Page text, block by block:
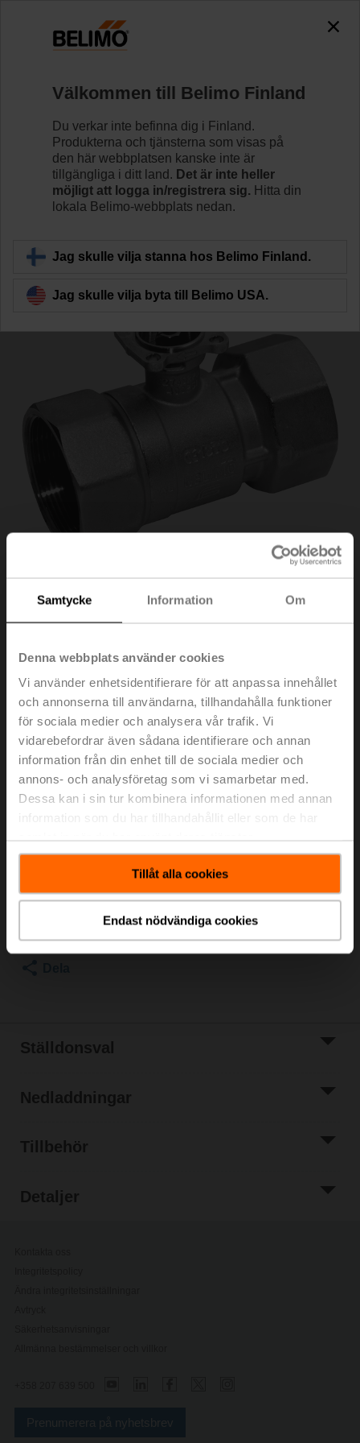
Samtycke Information Om
Denna webbplats använder cookies
Vi använder enhetsidentifierare för att anpassa innehållet
och annonserna till användarna, tillhandahålla funktioner
för sociala medier och analysera vår trafik. Vi
vidarebefordrar även sådana identifierare och annan
information från din enhet till de sociala medier och
annons- och analysföretag som vi samarbetar med.
Dessa kan i sin tur kombinera informationen med annan
information som du har tillhandahållit eller som de har
Tillåt alla cookies
Endast nödvändiga cookies
R2040-S3
Läs mer
Tillbaka till produktkategori
R2040-S3
Öppna/stäng kulventil, 2-ports, DN 40, Invändig gänga,
Rp 1 1/2", PN 25, ps 1600 kPa, Kvs 31 m³/h, Temperatur
på medium -10...120°C [14...248°F]
För optimal energieffektivitet i värmeapplikationer
rekommenderar vi att du använder våra passande
isoleringsskal.
Lämpligt isoleringsskal finns i tillbehören till denna
produkt.
Listpris
226,00 €
Lägg till i
kundvagn
projektlistan
Ställdonsval
Nedladdningar
Tillbehör
Detaljer
Välkommen till Belimo Finland
Du verkar inte befinna dig i Finland.
Produkterna och tjänsterna som visas på
den här webbplatsen kanske inte är
tillgängliga i ditt land. Det är inte heller
möjligt att logga in/registrera sig. Hitta din
lokala Belimo-webbplats nedan.
Jag skulle vilja stanna hos Belimo Finland.
Jag skulle vilja byta till Belimo USA.